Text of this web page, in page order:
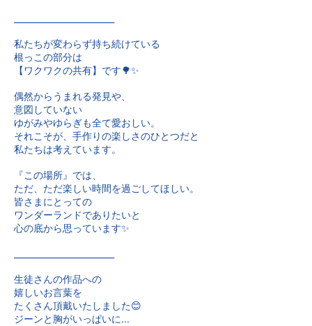
私たちが変わらず持ち続けている
根っこの部分は
【ワクワクの共有】です🌳✨
偶然からうまれる発見や、
意図していない
ゆがみやゆらぎも全て愛おしい。
それこそが、手作りの楽しさのひとつだと
私たちは考えています。
『この場所』では、
ただ、ただ楽しい時間を過ごしてほしい。
皆さまにとっての
ワンダーランドでありたいと
心の底から思っています✨
生徒さんの作品への
嬉しいお言葉を
たくさん頂戴いたしました😊
ジーンと胸がいっぱいに...